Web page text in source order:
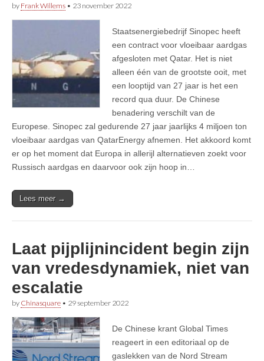
by Frank Willems • 23 november 2022
Staatsenergiebedrijf Sinopec heeft
een contract voor vloeibaar aardgas
afgesloten met Qatar. Het is niet
alleen één van de grootste ooit, met
een looptijd van 27 jaar is het een
record qua duur. De Chinese
benadering verschilt van de
Europese. Sinopec zal gedurende 27 jaar jaarlijks 4 miljoen ton
vloeibaar aardgas van QatarEnergy afnemen. Het akkoord komt
er op het moment dat Europa in allerijl alternatieven zoekt voor
Russisch aardgas en daarvoor ook zijn hoop in…
Lees meer →
Laat pijplijnincident begin zijn
van vredesdynamiek, niet van
escalatie
by Chinasquare • 29 september 2022
De Chinese krant Global Times
reageert in een editoriaal op de
gaslekken van de Nord Stream